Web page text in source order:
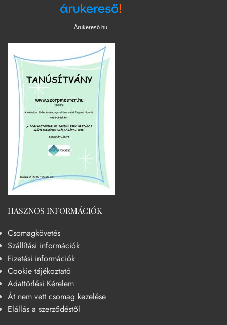
Árukereső.hu
HASZNOS INFORMÁCIÓK
Csomagkövetés
Szállítási információk
Fizetési információk
Cookie tájékoztató
Adattörlési Kérelem
Át nem vett csomag kezelése
Elállás a szerződéstől